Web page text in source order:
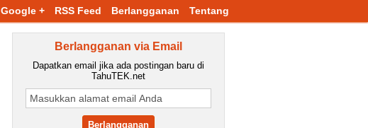
Google + RSS Feed Berlangganan Tentang
Berlangganan via Email
Dapatkan email jika ada postingan baru di
TahuTEK.net